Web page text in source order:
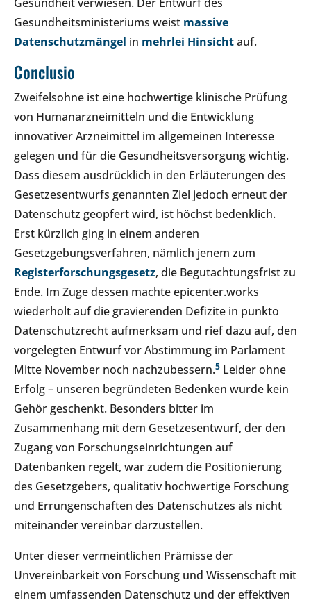
Gesundheitsministeriums weist massive
Datenschutzmängel in mehrlei Hinsichtauf.
Conclusio
Zweifelsohne ist eine hochwertige klinische Prüfung
von Humanarzneimitteln und die Entwicklung
innovativer Arzneimittel im allgemeinen Interesse
gelegen und für die Gesundheitsversorgung wichtig.
Dass diesem ausdrücklich in den Erläuterungen des
Gesetzesentwurfs genannten Ziel jedoch erneut der
Datenschutz geopfert wird, ist höchst bedenklich.
Erst kürzlich ging in einem anderen
Gesetzgebungsverfahren, nämlich jenem zum
Registerforschungsgesetz, die Begutachtungsfrist zu
Ende. Im Zuge dessen machte epicenter.works
wiederholt auf die gravierenden Defizite in punkto
Datenschutzrecht aufmerksam und rief dazu auf, den
vorgelegten Entwurf vor Abstimmung im Parlament
Mitte November noch nachzubessern.5 Leider ohne
Erfolg – unseren begründeten Bedenken wurde kein
Gehör geschenkt. Besonders bitter im
Zusammenhang mit dem Gesetzesentwurf, der den
Zugang von Forschungseinrichtungen auf
Datenbanken regelt, war zudem die Positionierung
des Gesetzgebers, qualitativ hochwertige Forschung
und Errungenschaften des Datenschutzes als nicht
miteinander vereinbar darzustellen.
Unter dieser vermeintlichen Prämisse der
Unvereinbarkeit von Forschung und Wissenschaft mit
einem umfassenden Datenschutz und der effektiven